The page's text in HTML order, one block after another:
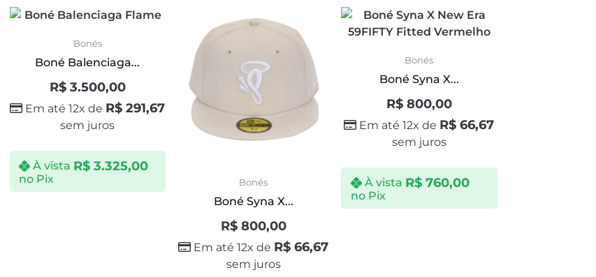
Bonés
Boné Balenciaga...
R$3.500,00
Em até 12x de R$ 291,67
sem juros
À vista R$ 3.325,00
no Pix Bonés
Boné Syna X...
R$800,00
Em até 12x de R$ 66,67
sem juros
Bonés
Boné Syna X...
R$800,00
Em até 12x de R$ 66,67
sem juros
À vista R$760,00
no Pix